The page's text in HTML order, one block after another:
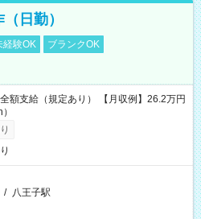
日勤）
経験OK
ブランクOK
額支給（規定あり） 【月収例】26.2万円
/ 八王子駅